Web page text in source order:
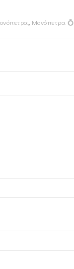
, Μονόπετρα 💍